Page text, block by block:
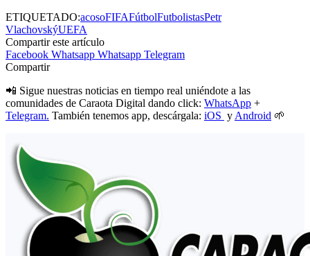
ETIQUETADO:acosoFIFAFútbolFutbolistasPetr
VlachovskýUEFA
Compartir este artículo
Facebook Whatsapp Whatsapp Telegram
Compartir
📲 Sigue nuestras noticias en tiempo real uniéndote a las
comunidades de Caraota Digital dando click: WhatsApp +
Telegram. También tenemos app, descárgala: iOS y Android 🌱